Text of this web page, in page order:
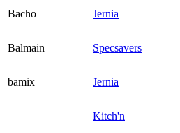
Bacho
Jernia
Balmain Specsavers
bamix
Jernia
Kitch'n